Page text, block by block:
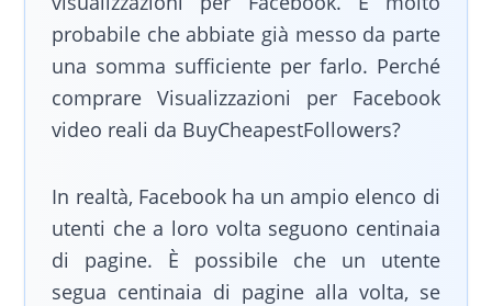
probabile che abbiate già messo da parte
una somma sufficiente per farlo. Perché
comprare Visualizzazioni per Facebook
video reali da BuyCheapestFollowers?
In realtà, Facebook ha un ampio elenco di
utenti che a loro volta seguono centinaia
di pagine. È possibile che un utente
segua centinaia di pagine alla volta, se